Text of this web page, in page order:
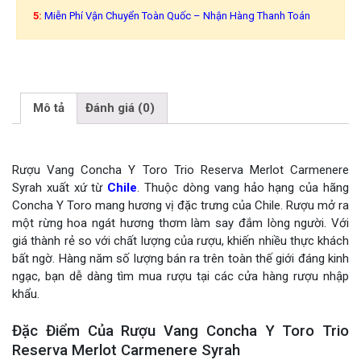
5: Miễn Phí Vận Chuyển Toàn Quốc – Nhận Hàng Thanh Toán
Mô tả Đánh giá (0)
Rượu Vang Concha Y Toro Trio Reserva Merlot Carmenere
Syrah xuất xứ từ Chile. Thuộc dòng vang hảo hạng của hãng
Concha Y Toro mang hương vị đặc trưng của Chile. Rượu mở ra
một rừng hoa ngát hương thơm làm say đắm lòng người. Với
giá thành rẻ so với chất lượng của rượu, khiến nhiều thực khách
bất ngờ. Hàng năm số lượng bán ra trên toàn thế giới đáng kinh
ngạc, bạn dễ dàng tìm mua rượu tại các cửa hàng rượu nhập
khẩu.
Đặc Điểm Của Rượu Vang Concha Y Toro Trio
Reserva Merlot Carmenere Syrah